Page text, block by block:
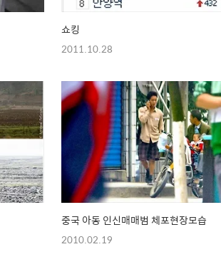
쇼킹
2011.10.28
중국 아동 인신매매범 체포현장모습
2010.02.19